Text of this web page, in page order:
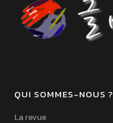
QUI SOMMES-NOUS ?
La revue